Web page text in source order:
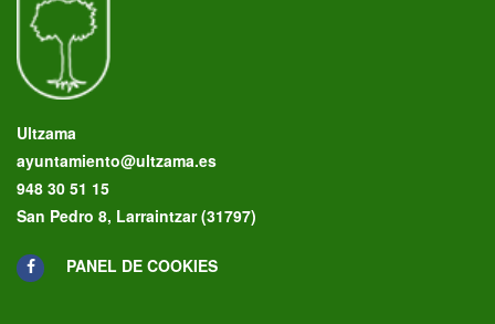
Ultzama
ayuntamiento@ultzama.es
948 30 51 15
San Pedro 8, Larraintzar (31797)
PANEL DE COOKIES